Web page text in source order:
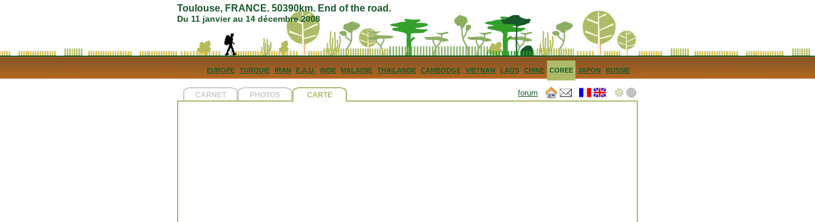
Toulouse, FRANCE. 50390km. End of the road.
Du 11 janvier au 14 décembre 2008
EUROPE TURQUIE IRAN E.A.U. INDE MALAISIE THAILANDE CAMBODGE VIETNAM LAOS CHINE COREE JAPON RUSSIE
CARNET PHOTOS CARTE forum